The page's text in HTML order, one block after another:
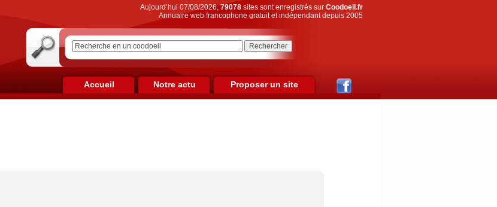
Aujourd’hui 07/08/2026,79078sites sont enregistrés sur Coodoeil.fr
Annuaire web francophone gratuit et indépendant depuis 2005
Accueil Notre actu Proposer un site